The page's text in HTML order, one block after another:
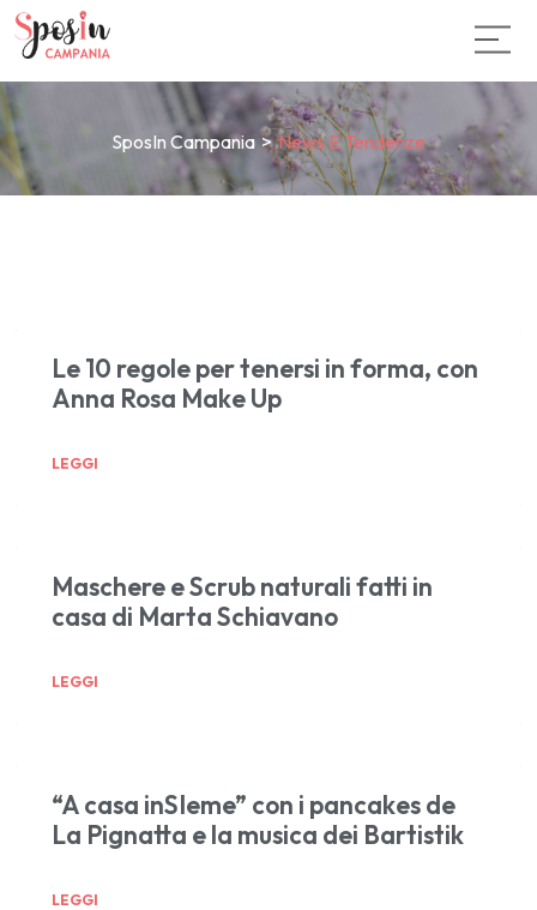
SposIn Campania >News E Tendenze
Le 10 regole per tenersi in forma, con
Anna Rosa Make Up
LEGGI
Maschere e Scrub naturali fatti in
casa di Marta Schiavano
LEGGI
“A casa inSIeme” con i pancakes de
La Pignatta e la musica dei Bartistik
LEGGI